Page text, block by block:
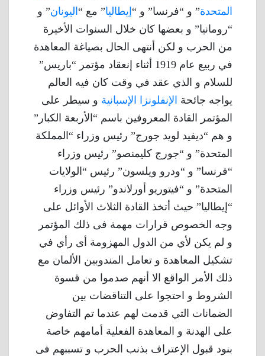
المتحدة” و “فرنسا” و “ إيطاليا” مع “ اليونان” و
“رومانيا” و بعضها كان خلال السنوات الأخيرة
من الحرب و لكن أنتهى الحال بصياغة المعاهدة
في ربيع عام 1919 أثناء إنعقاد مؤتمر “باريس”
للسلام و الذي عقد في وقت كان فيه العالم
يواجه جائحة الإنفلونزا الإسبانية و سيطر على
المؤتمر القادة المعروفين باسم “الأربعة الكبار”
و هم “ديفيد لويد جورج” رئيس وزراء “المملكة
المتحدة” و “جورج كليمنصو” رئيس وزراء
“فرنسا” و “ودرو ويلسون” رئيس “الولايات
المتحدة” و “فيتوريو أورلاندو” رئيس وزراء
“إيطاليا” حيث أتخذ القادة الثلاث الأوائل على
وجه الخصوص قرارات مهمة فى ذلك المؤتمر
و لم يكن لأي من الدول المهزومة أى رأي في
تشكيل المعاهدة و تعامل المندوبين الألمان مع
ذلك الأمر الواقع الا أنهم صدموا من قسوة
الشروط و احتجوا على التناقضات بين
الضمانات التي قدمت لهم عندما تم التفاوض
على الهدنة و المعاهدة الفعلية أمامهم خاصة
بنود قبول الإعتراف بذنب الحرب و تسببهم فى